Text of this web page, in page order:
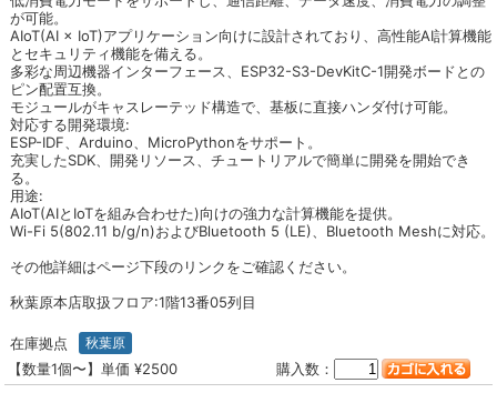
が可能。
AIoT(AI × IoT)アプリケーション向けに設計されており、高性能AI計算機能
とセキュリティ機能を備える。
多彩な周辺機器インターフェース、ESP32-S3-DevKitC-1開発ボードとの
ピン配置互換。
モジュールがキャスレーテッド構造で、基板に直接ハンダ付け可能。
対応する開発環境:
ESP-IDF、Arduino、MicroPythonをサポート。
充実したSDK、開発リソース、チュートリアルで簡単に開発を開始でき
る。
用途:
AIoT(AIとIoTを組み合わせた)向けの強力な計算機能を提供。
Wi-Fi 5(802.11 b/g/n)およびBluetooth 5 (LE)、Bluetooth Meshに対応。
その他詳細はページ下段のリンクをご確認ください。
秋葉原本店取扱フロア:1階13番05列目
在庫拠点 秋葉原
【数量1個〜】単価 ¥2500 購入数：